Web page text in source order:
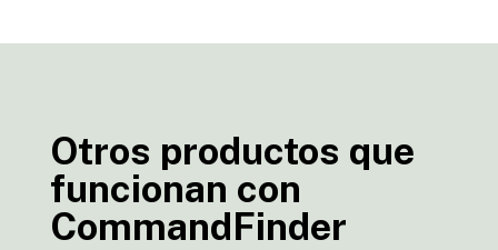
Otros productos que
funcionan con
CommandFinder